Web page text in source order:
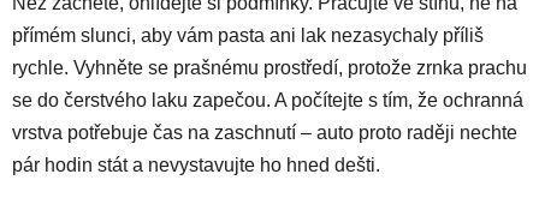
přímém slunci, aby vám pasta ani lak nezasychaly příliš
rychle. Vyhněte se prašnému prostředí, protože zrnka prachu
se do čerstvého laku zapečou. A počítejte s tím, že ochranná
vrstva potřebuje čas na zaschnutí – auto proto raději nechte
pár hodin stát a nevystavujte ho hned dešti.